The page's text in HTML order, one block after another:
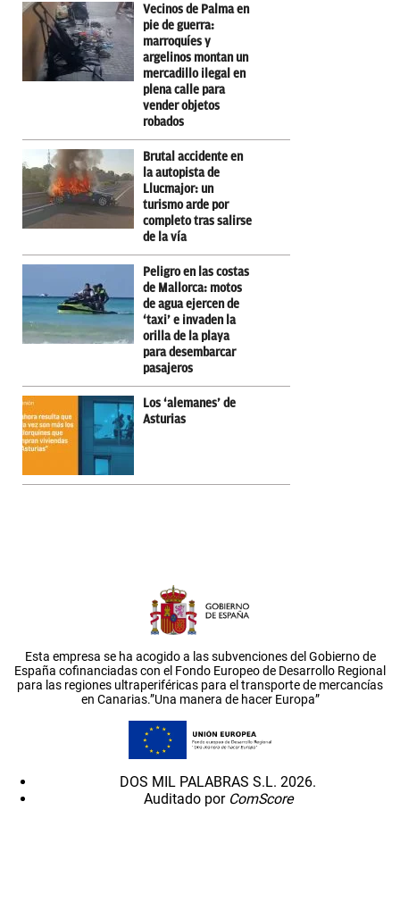
Vecinos de Palma en
pie de guerra:
marroquíes y
argelinos montan un
mercadillo ilegal en
plena calle para
vender objetos
robados
Brutal accidente en
la autopista de
Llucmajor: un
turismo arde por
completo tras salirse
de la vía
Peligro en las costas
de Mallorca: motos
de agua ejercen de
‘taxi’ e invaden la
orilla de la playa
para desembarcar
pasajeros
Los ‘alemanes’ de
Asturias
Esta empresa se ha acogido a las subvenciones del Gobierno de
España cofinanciadas con el Fondo Europeo de Desarrollo Regional
para las regiones ultraperiféricas para el transporte de mercancías
en Canarias.”Una manera de hacer Europa”
DOS MIL PALABRAS S.L. 2026.
Auditado por ComScore